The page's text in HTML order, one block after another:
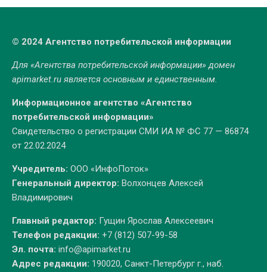
© 2024 Агентство потребительской информации
Для «Агентства потребительской информации» домен
apimarket.ruявляется основным и единственным.
Информационное агентство «Агентство
потребительской информации»
Свидетельство о регистрации СМИ ИА № ФС 77 — 86874
от 22.02.2024
Учредитель: ООО «ИнфоПоток»
Генеральный директор: Волхонцев Алексей
Владимирович
Главный редактор: Гущин Ярослав Алексеевич
Телефон редакции: +7 (812) 507-99-58
Эл. почта: info@apimarket.ru
Адрес редакции: 190020, Санкт-Петербург г., наб.